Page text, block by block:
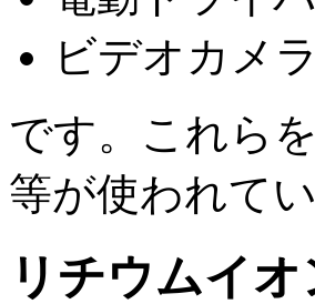
ビデオカメ
です。これら
等が使われて
リチウムイ